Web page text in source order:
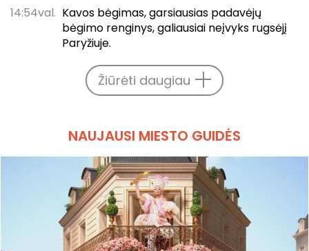
14:54val. Kavos bėgimas, garsiausias padavėjų
bėgimo renginys, galiausiai neįvyks rugsėjį
Paryžiuje.
Žiūrėti daugiau
NAUJAUSI MIESTO GUIDĖS